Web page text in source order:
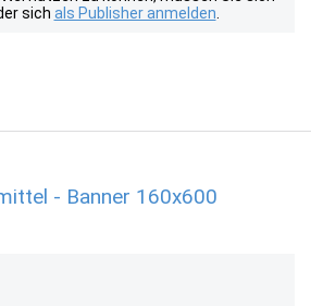
sich als Publisher anmelden
- Banner 160x600